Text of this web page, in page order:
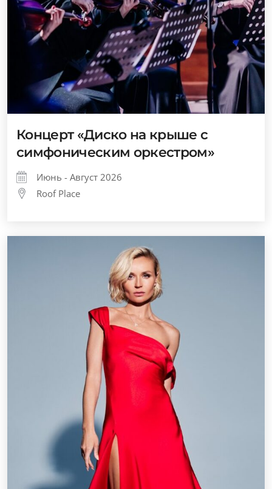
Концерт «Диско на крыше с
симфоническим оркестром»
Июнь - Август 2026
Roof Place